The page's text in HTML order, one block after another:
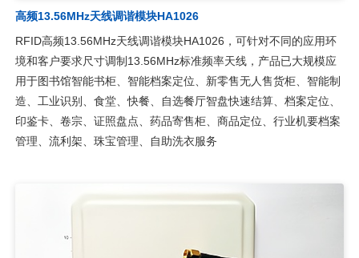
高频13.56MHz天线调谐模块HA1026
RFID高频13.56MHz天线调谐模块HA1026，可针对不同的应用环
境和客户要求尺寸调制13.56MHz标准频率天线，产品已大规模应
用于图书馆智能书柜、智能档案定位、新零售无人售货柜、智能制
造、工业识别、食堂、快餐、自选餐厅智盘快速结算、档案定位、
印鉴卡、卷宗、证照盘点、药品寄售柜、商品定位、行业机要档案
管理、流利架、珠宝管理、自助洗衣服务